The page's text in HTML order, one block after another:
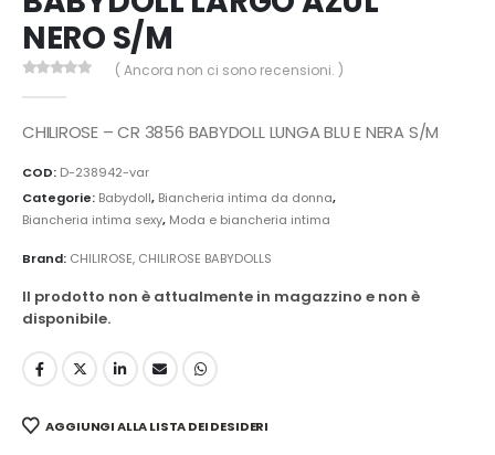
NERO S/M
( Ancora non ci sono recensioni. )
CHILIROSE – CR 3856 BABYDOLL LUNGA BLU E NERA S/M
COD: D-238942-var
Categorie: Babydoll, Biancheria intima da donna,
Biancheria intima sexy, Moda e biancheria intima
Brand: CHILIROSE, CHILIROSE BABYDOLLS
Il prodotto non è attualmente in magazzino e non è
disponibile.
AGGIUNGI ALLA LISTA DEI DESIDERI